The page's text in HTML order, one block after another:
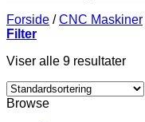
Forside / CNC Maskiner
Filter
Viser alle 9 resultater
Browse